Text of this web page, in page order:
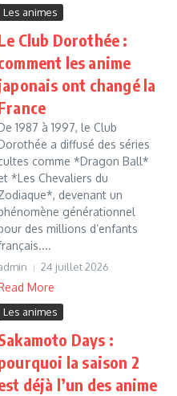
Les animes
Club Dorothée :
les anime
ont changé la
1987 à 1997, le Club
a diffusé des séries
comme *Dragon Ball*
*Les Chevaliers du
devenant un
générationnel
des millions d’enfants
24 juillet 2026
More
Les animes
Days :
la saison 2
déjà l’un des anime